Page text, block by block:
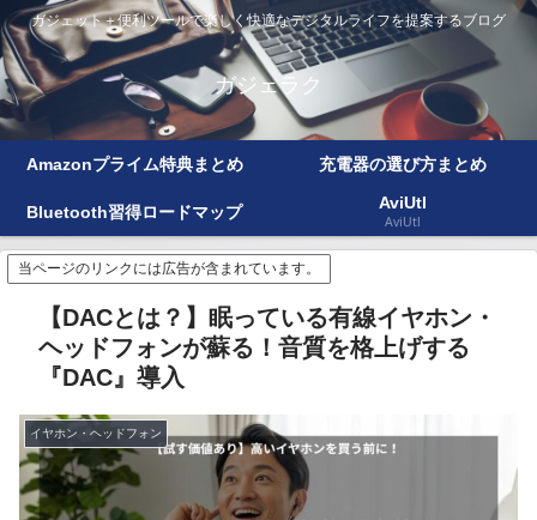
ガジェット＋便利ツールで楽しく快適なデジタルライフを提案するブログ
ガジェラク
Amazonプライム特典まとめ 充電器の選び方まとめ
Bluetooth習得ロードマップ AviUtl
AviUtl
当ページのリンクには広告が含まれています。
【DACとは？】眠っている有線イヤホン・
ヘッドフォンが蘇る！音質を格上げする
『DAC』導入
イヤホン・ヘッドフォン